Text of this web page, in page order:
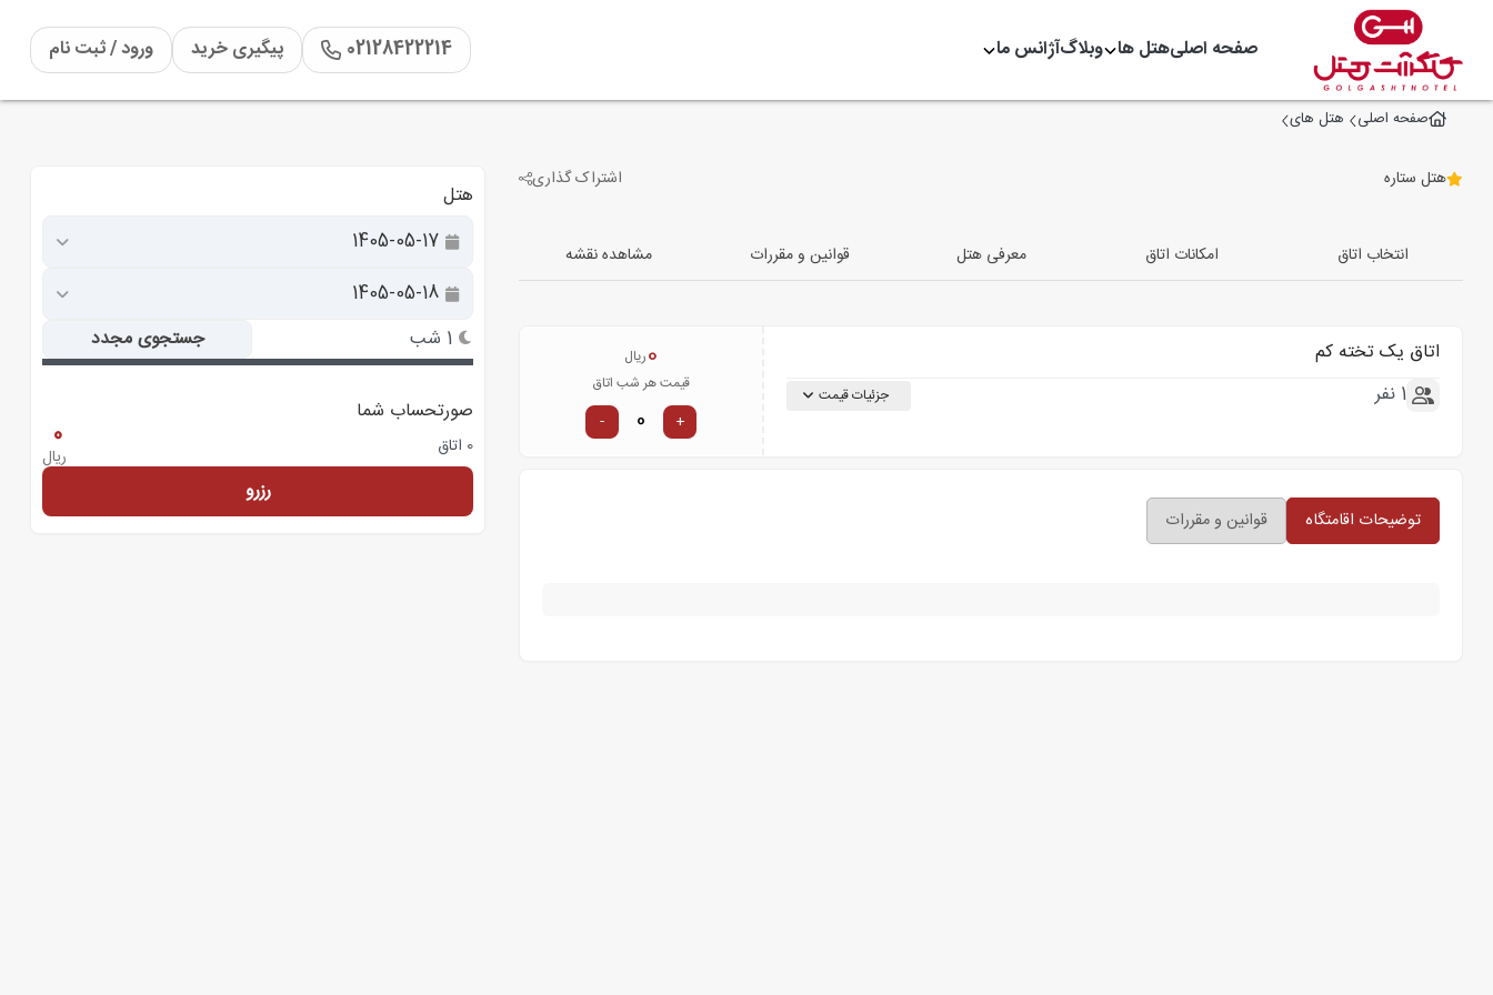
صفحه اصلیهتل ها وبلاگآژانس ما 02128422214 پیگیری خرید ورود / ثبت نام
صفحه اصلی هتل های
هتل ستاره اشتراک گذاری
-4 تصویر دیگر
انتخاب اتاق امکانات اتاق معرفی هتل قوانین و مقررات مشاهده نقشه
اتاق یک تخته کم
1 نفر
جزئیات قیمت
0ریال
قیمت هر شب اتاق
+
-
توضیحات اقامتگاه قوانین و مقررات
هتل
1 شب جستجوی مجدد
صورتحساب شما
0 اتاق 0
ریال
رزرو